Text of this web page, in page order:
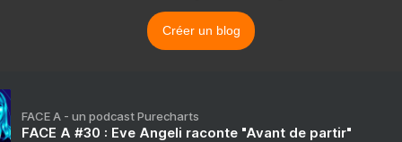
Créer un blog
FACE A - un podcast Purecharts
FACE A #30 : Eve Angeli raconte "Avant de partir"